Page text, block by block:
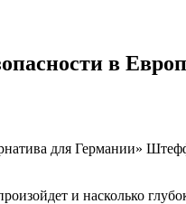
в
для Германии»
и насколько